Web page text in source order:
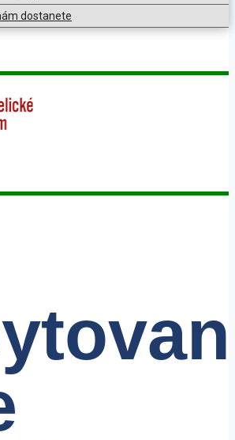
dostanete